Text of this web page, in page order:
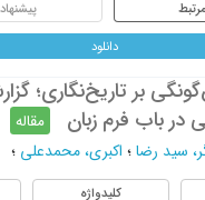
دانلود
بر تاریخ‌نگاری؛
باب فرم زبان
مقاله
سید رضا ؛ اکبری، محمدعلی ؛
کلیدواژه